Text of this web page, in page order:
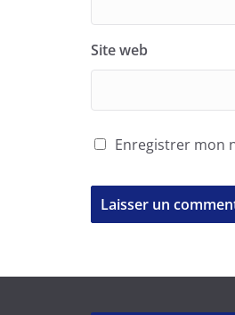
Site web
Enregistrer mon